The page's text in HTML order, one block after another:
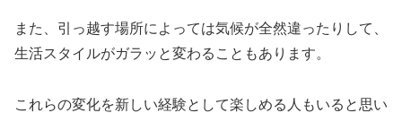
また、引っ越す場所によっては気候が全然違ったりして、
生活スタイルがガラッと変わることもあります。
これらの変化を新しい経験として楽しめる人もいると思い